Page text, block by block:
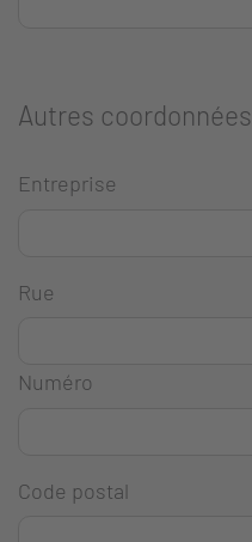
Autres coordonnées
Entreprise
Rue
Numéro
Code postal